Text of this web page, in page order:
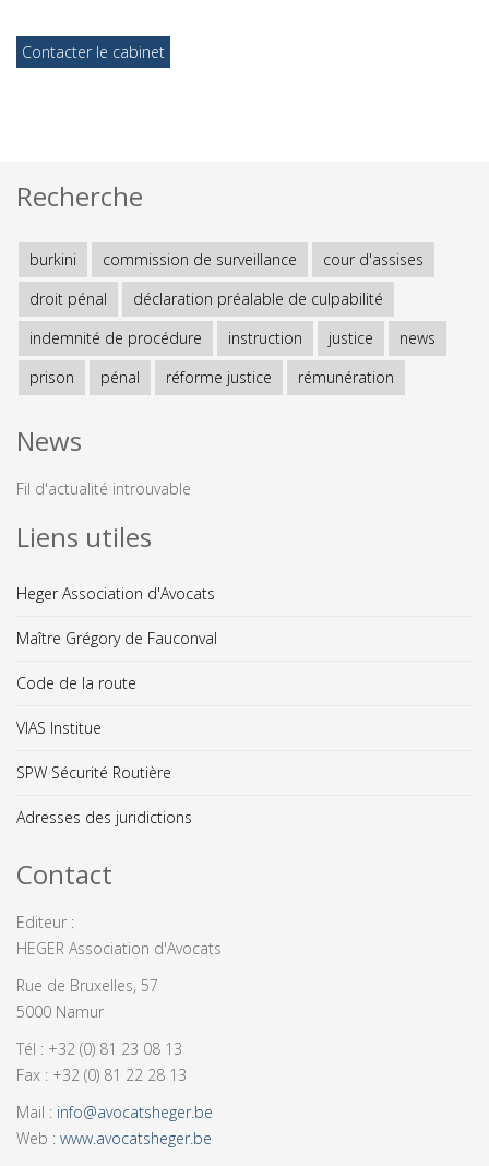
Contacter le cabinet
Recherche
burkini commission de surveillance
cour d'assises
droit pénal
déclaration préalable de culpabilité
indemnité de procédure
instruction justice
news
prison
pénal réforme justice rémunération
News
Fil d'actualité introuvable
Liens utiles
Heger Association d'Avocats
Maître Grégory de Fauconval
Code de la route
VIAS Institue
SPW Sécurité Routière
Adresses des juridictions
Contact
Editeur :
HEGER Association d'Avocats
Rue de Bruxelles, 57
5000 Namur
Tél : +32 (0) 81 23 08 13
Fax : +32 (0) 81 22 28 13
Mail : info@avocatsheger.be
Web : www.avocatsheger.be